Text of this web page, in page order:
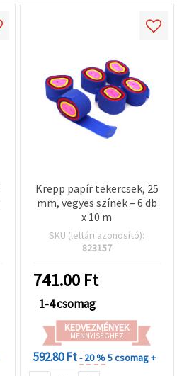
Krepp papír tekercsek, 25
mm, vegyes színek – 6 db
x 10 m
SKU (leltári azonosító):
823157
741.00 Ft
1-4 csomag
KEDVEZMÉNYEK
MENNYISÉGHEZ
592.80 Ft- 20 %5 csomag +